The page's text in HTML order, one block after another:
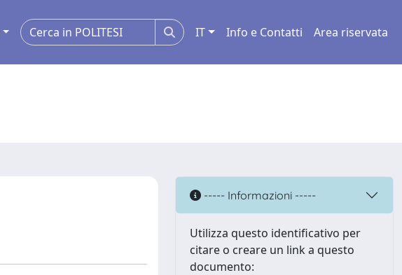
IT Info e Contatti Area riservata
----- Informazioni -----
Utilizza questo identificativo per
citare o creare un link a questo
documento: